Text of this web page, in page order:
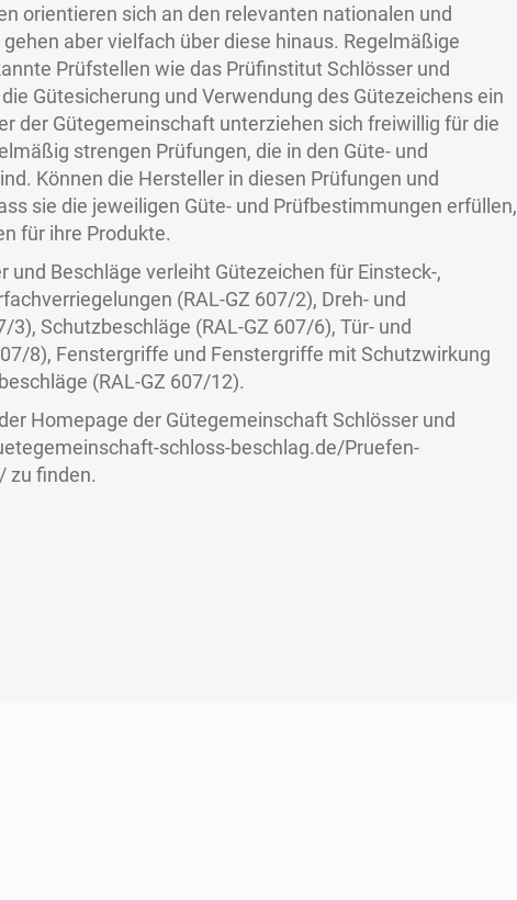
orientieren sich an den relevanten nationalen und
aber vielfach über diese hinaus. Regelmäßige
Prüfstellen wie das Prüfinstitut Schlösser und
Gütesicherung und Verwendung des Gütezeichens ein
der Gütegemeinschaft unterziehen sich freiwillig für die
strengen Prüfungen, die in den Güte- und
Können die Hersteller in diesen Prüfungen und
sie die jeweiligen Güte- und Prüfbestimmungen erfüllen,
für ihre Produkte.
und Beschläge verleiht Gütezeichen für Einsteck-,
(RAL-GZ 607/2), Dreh- und
3), Schutzbeschläge (RAL-GZ 607/6), Tür- und
8), Fenstergriffe und Fenstergriffe mit Schutzwirkung
(RAL-GZ 607/12).
Homepage der Gütegemeinschaft Schlösser und
schloss-beschlag.de/Pruefen-
zu finden.